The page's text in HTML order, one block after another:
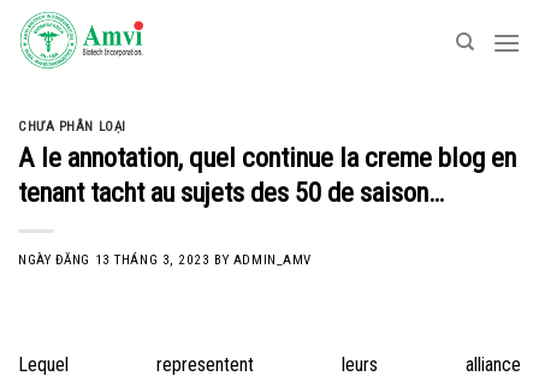
Skip
content
CHƯA PHÂN LOẠI
A le annotation, quel continue la creme blog en
tenant tacht au sujets des 50 de saison…
NGÀY ĐĂNG 13 THÁNG 3, 2023 BY ADMIN_AMV
Lequel representent leurs alliance